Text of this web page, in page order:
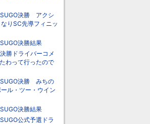
決勝 アクシ
りSC先導フィニッ
決勝結果
勝ドライバーコメ
わって行ったので
決勝 みちの
ル・ツー・ウイン
決勝結果
公式予選ドラ